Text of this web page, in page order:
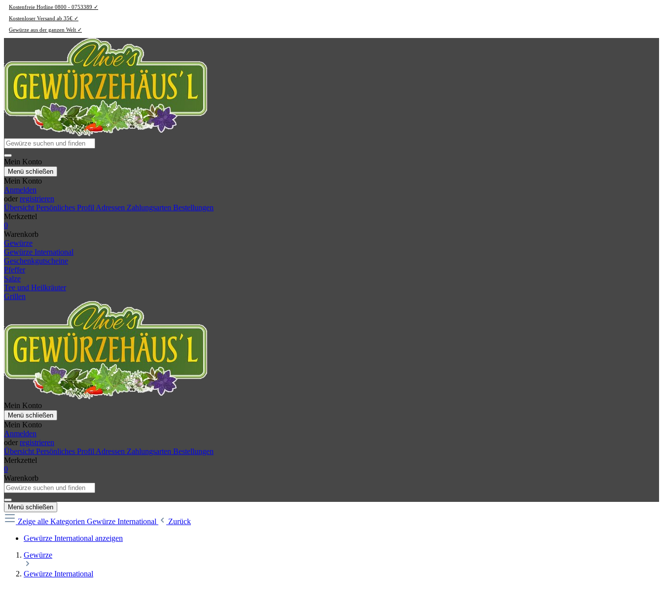
Kostenfreie Hotline 0800 - 0753389 ✓
Kostenloser Versand ab 35€ ✓
Gewürze aus der ganzen Welt ✓
Mein Konto
Menü schließen
Mein Konto
Anmelden
oder registrieren
Übersicht Persönliches Profil Adressen Zahlungsarten Bestellungen
Merkzettel
0
Warenkorb
Gewürze
Gewürze International
Geschenkgutscheine
Pfeffer
Salze
Tee und Heilkräuter
Grillen
Mein Konto
Menü schließen
Mein Konto
Anmelden
oder registrieren
Übersicht Persönliches Profil Adressen Zahlungsarten Bestellungen
Merkzettel
0
Warenkorb
Menü schließen
Zeige alle Kategorien Gewürze International
Zurück
Gewürze International anzeigen
Gewürze
Gewürze International